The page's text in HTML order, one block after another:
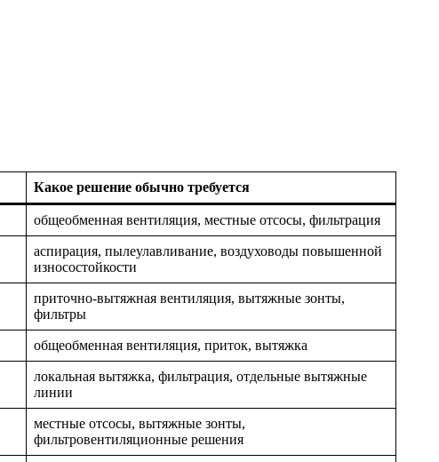
Какое решение обычно требуется
общеобменная вентиляция, местные отсосы, фильтрация
аспирация, пылеулавливание, воздуховоды повышенной
износостойкости
приточно-вытяжная вентиляция, вытяжные зонты,
фильтры
общеобменная вентиляция, приток, вытяжка
локальная вытяжка, фильтрация, отдельные вытяжные
линии
местные отсосы, вытяжные зонты,
фильтровентиляционные решения